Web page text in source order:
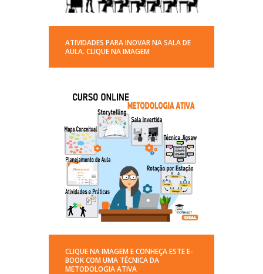
ATIVIDADES PARA INOVAR NA SALA DE
AULA. CLIQUE NA IMAGEM
CLIQUE NA IMAGEM E CONHEÇA ESTE E-
BOOK COM UMA TÉCNICA DA
METODOLOGIA ATIVA